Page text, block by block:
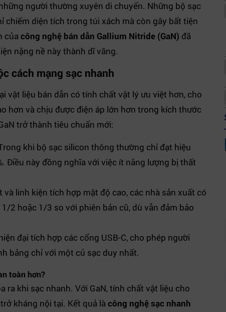
người thường xuyên di chuyển. Những bộ sạc
diện tích trong túi xách mà còn gây bất tiện
của công nghệ bán dẫn Gallium Nitride (GaN) đã
nặng nề này thành dĩ vãng.
cách mạng sạc nhanh
vật liệu bán dẫn có tính chất vật lý ưu việt hơn, cho
hơn và chịu được điện áp lớn hơn trong kích thước
trở thành tiêu chuẩn mới:
khi bộ sạc silicon thông thường chỉ đạt hiệu
Điều này đồng nghĩa với việc ít năng lượng bị thất
linh kiện tích hợp mật độ cao, các nhà sản xuất có
2 hoặc 1/3 so với phiên bản cũ, dù vẫn đảm bảo
đại tích hợp các cổng USB-C, cho phép người
bảng chỉ với một củ sạc duy nhất.
toàn hơn?
ra khi sạc nhanh. Với GaN, tính chất vật liệu cho
kháng nội tại. Kết quả là công nghệ sạc nhanh